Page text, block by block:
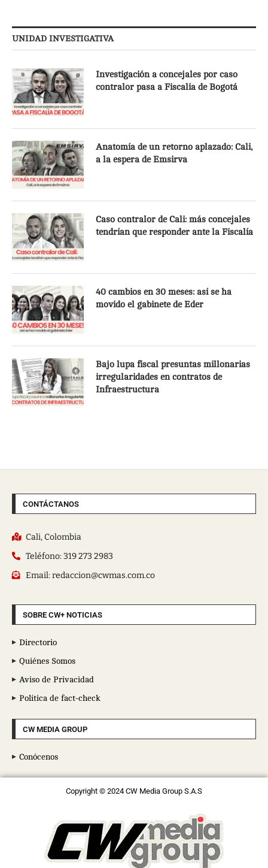
UNIDAD INVESTIGATIVA
Investigación a concejales por caso
contralor pasa a Fiscalía de Bogotá
Anatomía de un retorno aplazado: Cali,
a la espera de Emsirva
Caso contralor de Cali: más concejales
tendrían que responder ante la Fiscalía
40 cambios en 30 meses: así se ha
movido el gabinete de Eder
Bajo lupa fiscal presuntas millonarias
irregularidades en contratos de
Infraestructura
CONTÁCTANOS
Cali, Colombia
Teléfono: 319 273 2983
Email: redaccion@cwmas.com.co
SOBRE CW+ NOTICIAS
Directorio
Quiénes Somos
Aviso de Privacidad
Política de fact-check
CW MEDIA GROUP
Conócenos
Copyright © 2024 CW Media Group S.A.S